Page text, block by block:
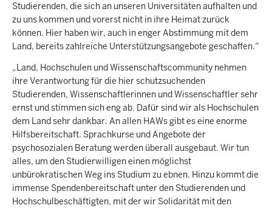
Studierenden, die sich an unseren Universitäten aufhalten und
zu uns kommen und vorerst nicht in ihre Heimat zurück
können. Hier haben wir, auch in enger Abstimmung mit dem
Land, bereits zahlreiche Unterstützungsangebote geschaffen.“
„Land, Hochschulen und Wissenschaftscommunity nehmen
ihre Verantwortung für die hier schutzsuchenden
Studierenden, Wissenschaftlerinnen und Wissenschaftler sehr
ernst und stimmen sich eng ab. Dafür sind wir als Hochschulen
dem Land sehr dankbar. An allen HAWs gibt es eine enorme
Hilfsbereitschaft. Sprachkurse und Angebote der
psychosozialen Beratung werden überall ausgebaut. Wir tun
alles, um den Studierwilligen einen möglichst
unbürokratischen Weg ins Studium zu ebnen. Hinzu kommt die
immense Spendenbereitschaft unter den Studierenden und
Hochschulbeschäftigten, mit der wir Solidarität mit den